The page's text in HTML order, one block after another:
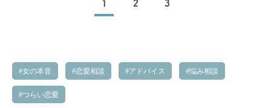
1 2 3
女の本音 恋愛相談 アドバイス 悩み相談
つらい恋愛